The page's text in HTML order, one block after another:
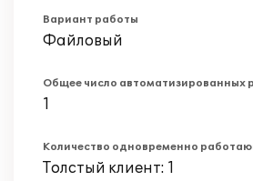
Вариант работы
Файловый
Общее число автоматизированных
1
Количество одновременно
Толстый клиент: 1